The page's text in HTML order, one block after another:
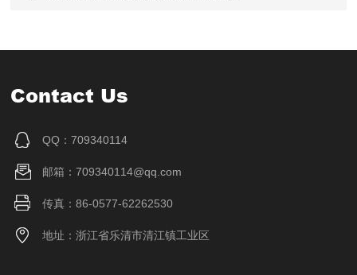
Contact Us
QQ：709340114
邮箱：709340114@qq.com
传真：86-0577-62262530
地址：浙江省乐清市清江镇工业区